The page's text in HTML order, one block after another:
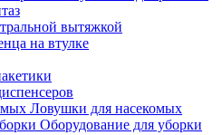
вытяжкой
на втулке
Ловушки для насекомых
Оборудование для уборки